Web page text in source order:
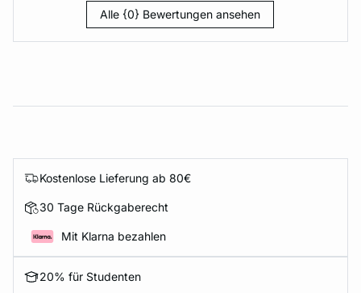
Alle {0} Bewertungen ansehen
Kostenlose Lieferung ab 80€
30 Tage Rückgaberecht
Mit Klarna bezahlen
20% für Studenten